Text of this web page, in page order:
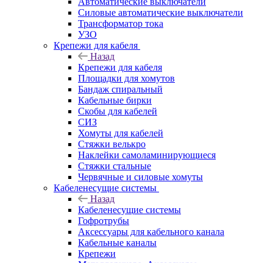
Силовые автоматические выключатели
Трансформатор тока
УЗО
Крепежи для кабеля
Назад
Крепежи для кабеля
Площадки для хомутов
Бандаж спиральный
Кабельные бирки
Cкобы для кабелей
СИЗ
Хомуты для кабелей
Стяжки велькро
Наклейки самоламинирующиеся
Стяжки стальные
Червячные и силовые хомуты
Кабеленесущие системы
Назад
Кабеленесущие системы
Гофротрубы
Аксессуары для кабельного канала
Кабельные каналы
Крепежи